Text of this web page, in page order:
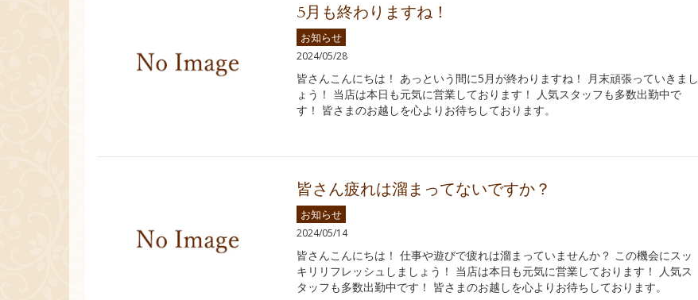
5月も終わりますね！
お知らせ
2024/05/28
皆さんこんにちは！ あっという間に5月が終わりますね！ 月末頑張っていきまし
ょう！ 当店は本日も元気に営業しております！ 人気スタッフも多数出勤中で
す！ 皆さまのお越しを心よりお待ちしております。
皆さん疲れは溜まってないですか？
お知らせ
2024/05/14
皆さんこんにちは！ 仕事や遊びで疲れは溜まっていませんか？ この機会にスッ
キリリフレッシュしましょう！ 当店は本日も元気に営業しております！ 人気ス
タッフも多数出勤中です！ 皆さまのお越しを心よりお待ちしております。